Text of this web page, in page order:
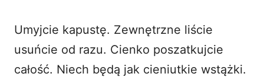
Umyjcie kapustę. Zewnętrzne liście
usuńcie od razu. Cienko poszatkujcie
całość. Niech będą jak cieniutkie wstążki.